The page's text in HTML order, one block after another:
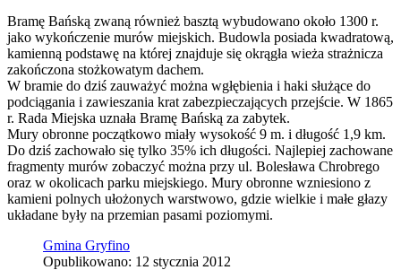
Bramę Bańską zwaną również basztą wybudowano około 1300 r.
jako wykończenie murów miejskich. Budowla posiada kwadratową,
kamienną podstawę na której znajduje się okrągła wieża strażnicza
zakończona stożkowatym dachem.
W bramie do dziś zauważyć można wgłębienia i haki służące do
podciągania i zawieszania krat zabezpieczających przejście. W 1865
r. Rada Miejska uznała Bramę Bańską za zabytek.
Mury obronne początkowo miały wysokość 9 m. i długość 1,9 km.
Do dziś zachowało się tylko 35% ich długości. Najlepiej zachowane
fragmenty murów zobaczyć można przy ul. Bolesława Chrobrego
oraz w okolicach parku miejskiego. Mury obronne wzniesiono z
kamieni polnych ułożonych warstwowo, gdzie wielkie i małe głazy
układane były na przemian pasami poziomymi.
Gmina Gryfino
Opublikowano: 12 stycznia 2012